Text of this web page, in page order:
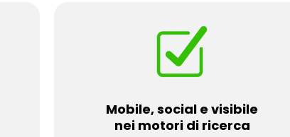
Mobile, social e visibile
nei motori di ricerca